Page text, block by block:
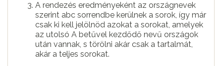
A rendezés eredményeként az országnevek
szerint abc sorrendbe kerülnek a sorok, így már
csak ki kell jelölnöd azokat a sorokat, amelyek
az utolsó A betűvel kezdődő nevű országok
után vannak, s törölni akár csak a tartalmát,
akár a teljes sorokat.